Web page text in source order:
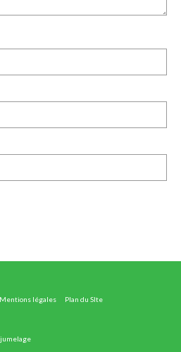
Mentions légales Plan du SIte